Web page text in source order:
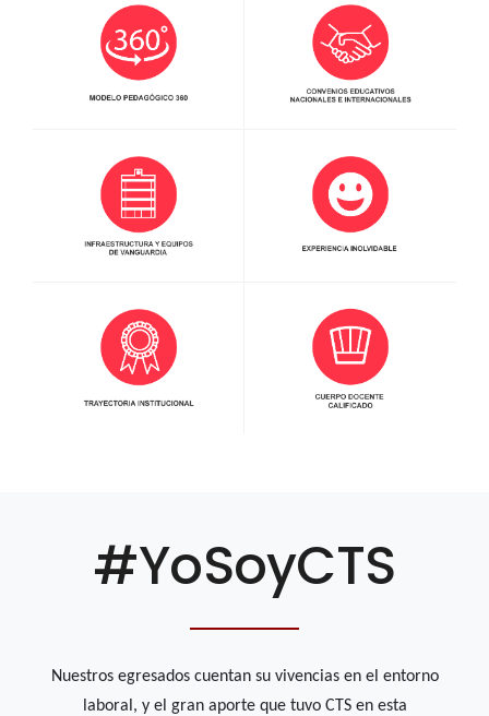
#YoSoyCTS
Nuestros egresados cuentan su vivencias en el entorno
laboral, y el gran aporte que tuvo CTS en esta